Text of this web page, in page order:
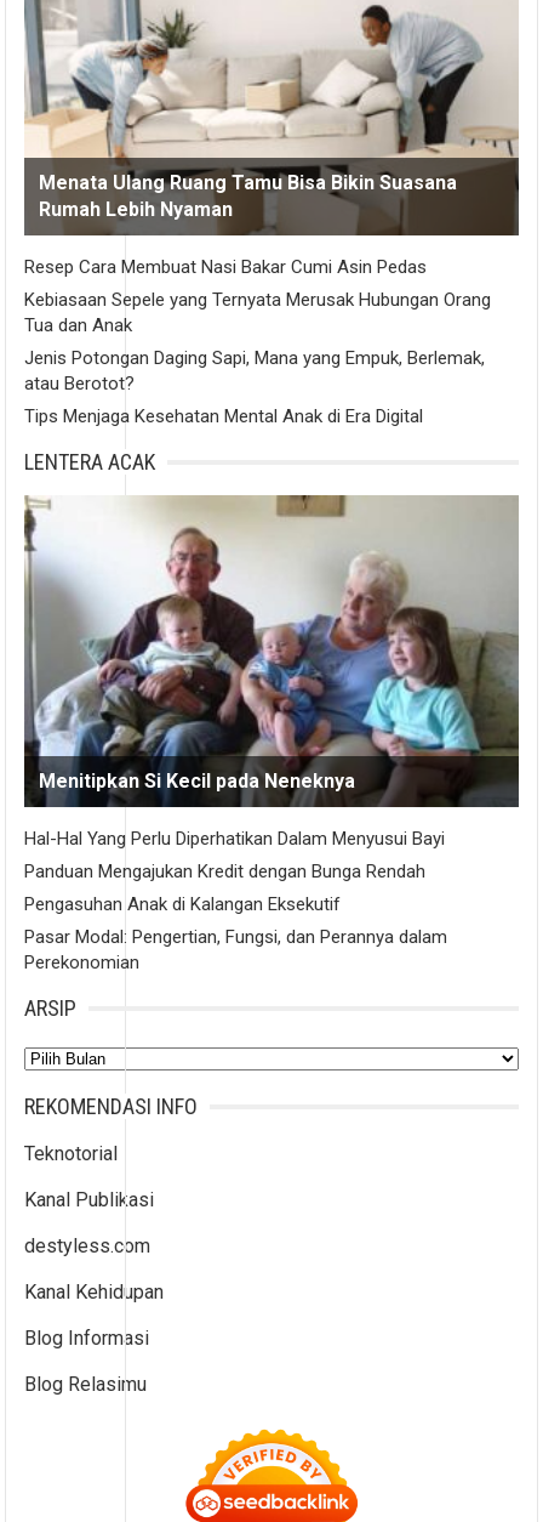
Menata Ulang Ruang Tamu Bisa Bikin Suasana
Rumah Lebih Nyaman
Resep Cara Membuat Nasi Bakar Cumi Asin Pedas
Kebiasaan Sepele yang Ternyata Merusak Hubungan Orang
Tua dan Anak
Jenis Potongan Daging Sapi, Mana yang Empuk, Berlemak,
atau Berotot?
Tips Menjaga Kesehatan Mental Anak di Era Digital
LENTERA ACAK
Menitipkan Si Kecil pada Neneknya
Hal-Hal Yang Perlu Diperhatikan Dalam Menyusui Bayi
Panduan Mengajukan Kredit dengan Bunga Rendah
Pengasuhan Anak di Kalangan Eksekutif
Pasar Modal: Pengertian, Fungsi, dan Perannya dalam
Perekonomian
ARSIP
Arsip
REKOMENDASI INFO
Teknotorial
Kanal Publikasi
destyless.com
Kanal Kehidupan
Blog Informasi
Blog Relasimu